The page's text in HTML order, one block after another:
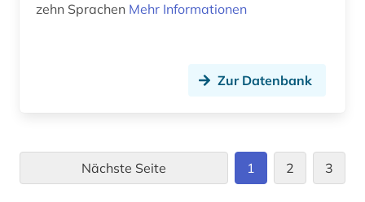
zehn Sprachen Mehr Informationen
Zur Datenbank
Nächste Seite 1 2 3